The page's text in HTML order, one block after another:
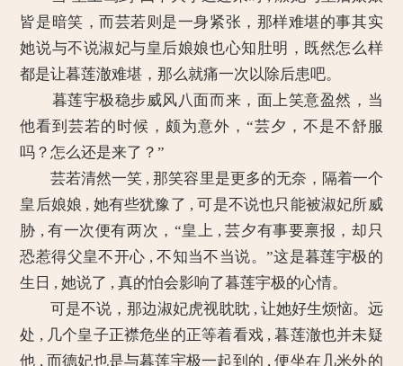
皆是暗笑，而芸若则是一身紧张，那样难堪的事其实
她说与不说淑妃与皇后娘娘也心知肚明，既然怎么样
都是让暮莲澈难堪，那么就痛一次以除后患吧。
暮莲宇极稳步威风八面而来，面上笑意盈然，当
他看到芸若的时候，颇为意外，“芸夕，不是不舒服
吗？怎么还是来了？”
芸若清然一笑 , 那笑容里是更多的无奈，隔着一个
皇后娘娘 , 她有些犹豫了 , 可是不说也只能被淑妃所威
胁 , 有一次便有两次，“皇上 , 芸夕有事要禀报，却只
恐惹得父皇不开心 , 不知当不当说。”这是暮莲宇极的
生日 , 她说了 , 真的怕会影响了暮莲宇极的心情。
可是不说，那边淑妃虎视眈眈 , 让她好生烦恼。远
处 , 几个皇子正襟危坐的正等着看戏 , 暮莲澈也并未疑
他 , 而德妃也是与暮莲宇极一起到的 , 便坐在几米外的